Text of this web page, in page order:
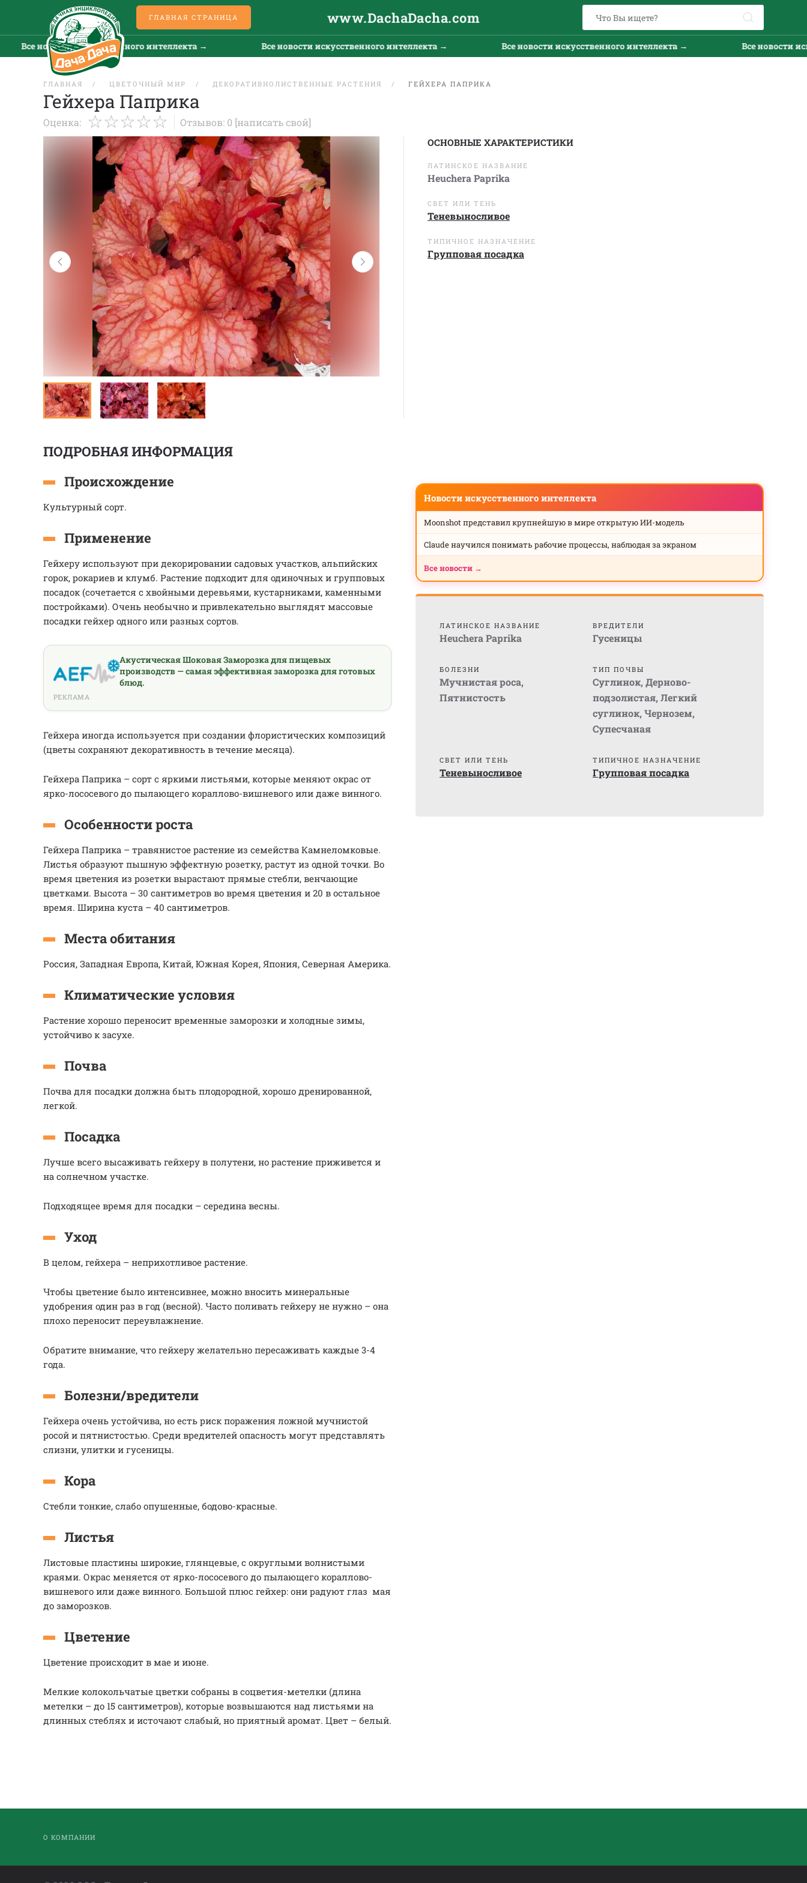
ГЛАВНАЯ СТРАНИЦА www.DachaDacha.com
новости искусственного интеллекта → Все новости искусственного интеллекта → Все новости искусственного интеллекта → Все новости
ГЛАВНАЯ ЦВЕТОЧНЫЙ МИР ДЕКОРАТИВНОЛИСТВЕННЫЕ РАСТЕНИЯ ГЕЙХЕРА ПАПРИКА
Гейхера Паприка
Оценка: Отзывов: 0 [написать свой]
ОСНОВНЫЕ ХАРАКТЕРИСТИКИ
ЛАТИНСКОЕ НАЗВАНИЕ
Heuchera Paprika
СВЕТ ИЛИ ТЕНЬ
Теневыносливое
ТИПИЧНОЕ НАЗНАЧЕНИЕ
Групповая посадка
ПОДРОБНАЯ ИНФОРМАЦИЯ
Происхождение
Культурный сорт.
Применение
Гейхеру используют при декорировании садовых участков, альпийских
горок, рокариев и клумб. Растение подходит для одиночных и групповых
посадок (сочетается с хвойными деревьями, кустарниками, каменными
постройками). Очень необычно и привлекательно выглядят массовые
посадки гейхер одного или разных сортов.
Акустическая Шоковая Заморозка для пищевых
производств — самая эффективная заморозка для готовых
блюд.
РЕКЛАМА
Гейхера иногда используется при создании флористических композиций
(цветы сохраняют декоративность в течение месяца).
Гейхера Паприка – сорт с яркими листьями, которые меняют окрас от
ярко-лососевого до пылающего кораллово-вишневого или даже винного.
Особенности роста
Гейхера Паприка – травянистое растение из семейства Камнеломковые.
Листья образуют пышную эффектную розетку, растут из одной точки. Во
время цветения из розетки вырастают прямые стебли, венчающие
цветками. Высота – 30 сантиметров во время цветения и 20 в остальное
время. Ширина куста – 40 сантиметров.
Места обитания
Россия, Западная Европа, Китай, Южная Корея, Япония, Северная Америка.
Климатические условия
Растение хорошо переносит временные заморозки и холодные зимы,
устойчиво к засухе.
Почва
Почва для посадки должна быть плодородной, хорошо дренированной,
легкой.
Посадка
Лучше всего высаживать гейхеру в полутени, но растение приживется и
на солнечном участке.
Подходящее время для посадки – середина весны.
Уход
В целом, гейхера – неприхотливое растение.
Чтобы цветение было интенсивнее, можно вносить минеральные
удобрения один раз в год (весной). Часто поливать гейхеру не нужно – она
плохо переносит переувлажнение.
Обратите внимание, что гейхеру желательно пересаживать каждые 3-4
года.
Болезни/вредители
Гейхера очень устойчива, но есть риск поражения ложной мучнистой
росой и пятнистостью. Среди вредителей опасность могут представлять
слизни, улитки и гусеницы.
Кора
Стебли тонкие, слабо опушенные, бодово-красные.
Листья
Листовые пластины широкие, глянцевые, с округлыми волнистыми
краями. Окрас меняется от ярко-лососевого до пылающего кораллово-
вишневого или даже винного. Большой плюс гейхер: они радуют глаз мая
до заморозков.
Цветение
Цветение происходит в мае и июне.
Мелкие колокольчатые цветки собраны в соцветия-метелки (длина
метелки – до 15 сантиметров), которые возвышаются над листьями на
длинных стеблях и источают слабый, но приятный аромат. Цвет – белый.
Новости искусственного интеллекта
Moonshot представил крупнейшую в мире открытую ИИ-модель
Claude научился понимать рабочие процессы, наблюдая за экраном
Все новости →
ЛАТИНСКОЕ НАЗВАНИЕ
Heuchera Paprika
ВРЕДИТЕЛИ
Гусеницы
БОЛЕЗНИ
Мучнистая роса,
Пятнистость
ТИП ПОЧВЫ
Суглинок, Дерново-
подзолистая, Легкий
суглинок, Чернозем,
Супесчаная
СВЕТ ИЛИ ТЕНЬ
Теневыносливое
ТИПИЧНОЕ НАЗНАЧЕНИЕ
Групповая посадка
О КОМПАНИИ